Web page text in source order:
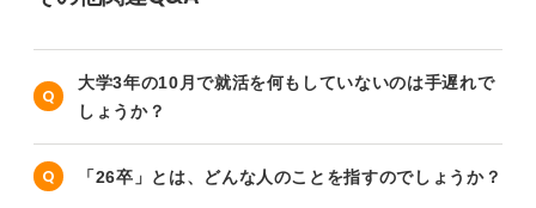
大学3年の10月で就活を何もしていないのは手遅れで
しょうか？
「26卒」とは、どんな人のことを指すのでしょうか？